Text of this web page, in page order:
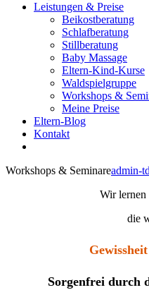
Leistungen & Preise
Beikostberatung
Schlafberatung
Stillberatung
Baby Massage
Eltern-Kind-Kurse
Waldspielgruppe
Workshops &
Meine Preise
Eltern-Blog
Kontakt
Workshops & Seminareadmin-td
Wir lernen
die
Sorgenfrei durch